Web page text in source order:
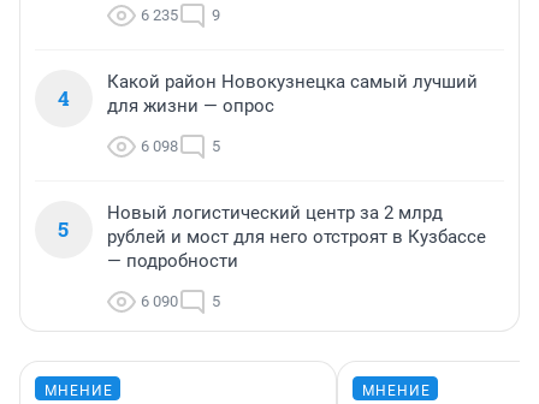
6 235 9
4
Какой район Новокузнецка самый лучший
для жизни — опрос
6 098 5
5
Новый логистический центр за 2 млрд
рублей и мост для него отстроят в Кузбассе
— подробности
6 090 5
МНЕНИЕ МНЕНИЕ